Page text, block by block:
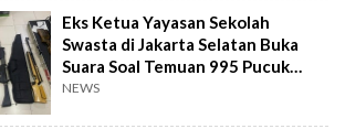
Eks Ketua Yayasan Sekolah
Swasta di Jakarta Selatan Buka
Suara Soal Temuan 995 Pucuk
Senjata Api
NEWS